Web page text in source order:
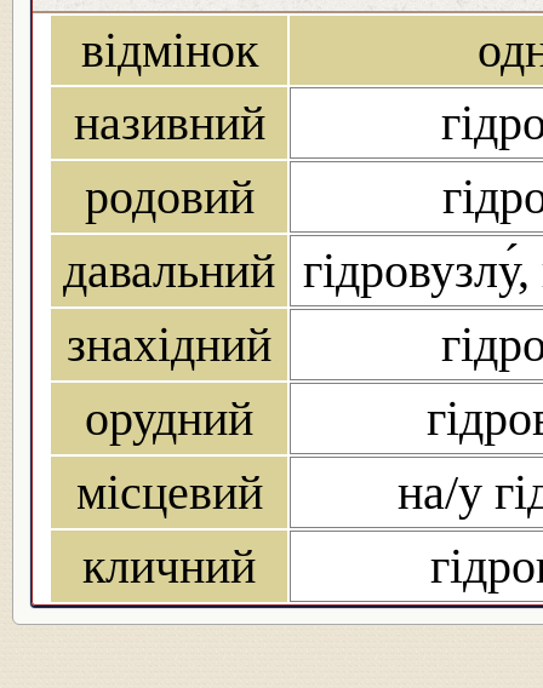
відмінок
називний
родовий
давальний
знахідний
орудний
місцевий
на/у
кличний